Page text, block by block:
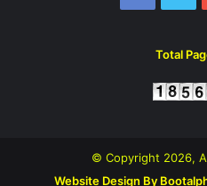
Total
© Copyright 2026,
Website Design By